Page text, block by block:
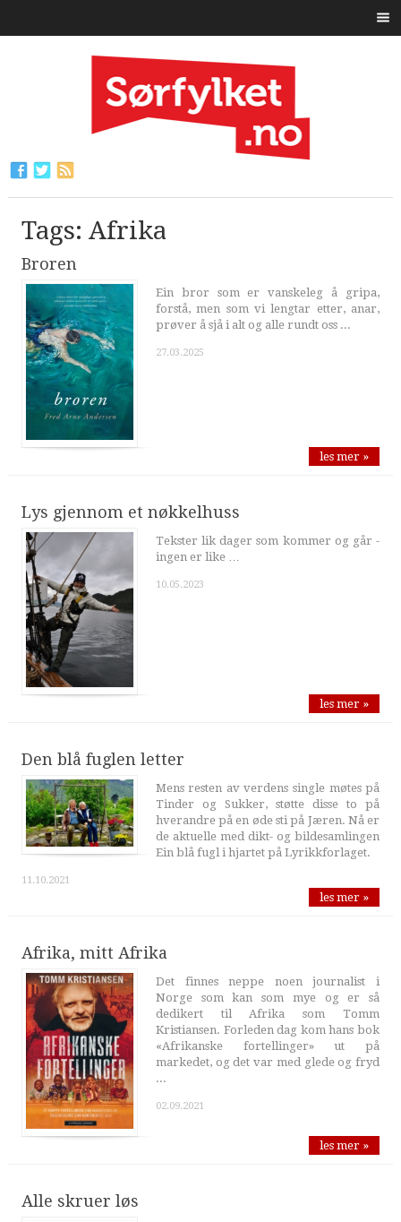
Tags: Afrika
Broren
Ein bror som er vanskeleg å gripa,
forstå, men som vi lengtar etter, anar,
prøver å sjå i alt og alle rundt oss ...
27.03.2025
les mer »
Lys gjennom et nøkkelhuss
Tekster lik dager som kommer og går -
ingen er like …
10.05.2023
les mer »
Den blå fuglen letter
Mens resten av verdens single møtes på
Tinder og Sukker, støtte disse to på
hverandre på en øde sti på Jæren. Nå er
de aktuelle med dikt- og bildesamlingen
Ein blå fugl i hjartet på Lyrikkforlaget.
11.10.2021
les mer »
Afrika, mitt Afrika
Det finnes neppe noen journalist i
Norge som kan som mye og er så
dedikert til Afrika som Tomm
Kristiansen. Forleden dag kom hans bok
«Afrikanske fortellinger» ut på
markedet, og det var med glede og fryd
...
02.09.2021
les mer »
Alle skruer løs